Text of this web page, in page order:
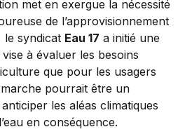
met en exergue la nécessité
de l’approvisionnement
le syndicat Eau 17 a initié une
à évaluer les besoins
que pour les usagers
pourrait être un
les aléas climatiques
en conséquence.